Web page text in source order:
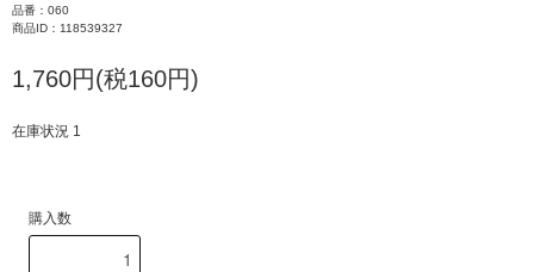
品番：060
商品ID：118539327
1,760円(税160円)
在庫状況 1
購入数